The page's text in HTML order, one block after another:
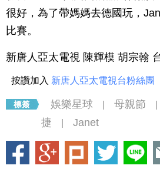
很好，為了帶媽媽去德國玩，
比賽。
新唐人亞太電視 陳輝模 胡宗翰
按讚加入 新唐人亞太電視台粉絲團
娛樂星球 母親節
捷
Janet